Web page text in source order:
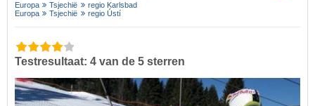
Europa Tsjechië
regio Karlsbad
Europa
Tsjechië regio Ústí
Testresultaat: 4 van de 5 sterren